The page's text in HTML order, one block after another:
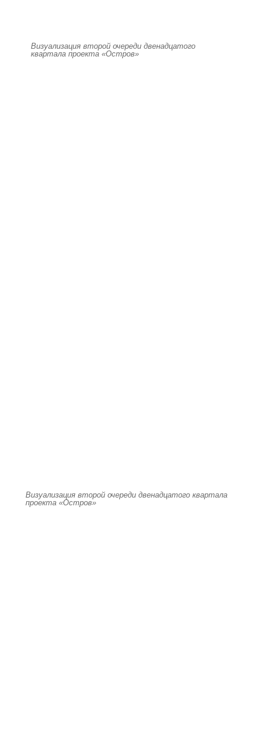
Визуализация второй очереди двенадцатого
квартала проекта «Остров»
Визуализация второй очереди двенадцатого квартала
проекта «Остров»